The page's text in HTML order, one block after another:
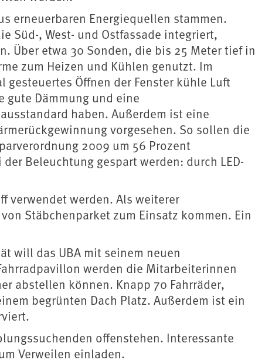
erneuerbaren Energiequellen stammen.
Süd-, West- und Ostfassade integriert,
Über etwa 30 Sonden, die bis 25 Meter tief in
zum Heizen und Kühlen genutzt. Im
Öffnen der Fenster kühle Luft
gute Dämmung und eine
haben. Außerdem ist eine
vorgesehen. So sollen die
2009 um 56 Prozent
Beleuchtung gespart werden: durch LED-
verwendet werden. Als weiterer
Stäbchenparket zum Einsatz kommen. Ein
will das UBA mit seinem neuen
werden die Mitarbeiterinnen
abstellen können. Knapp 70 Fahrräder,
begrünten Dach Platz. Außerdem ist ein
offenstehen. Interessante
Verweilen einladen.